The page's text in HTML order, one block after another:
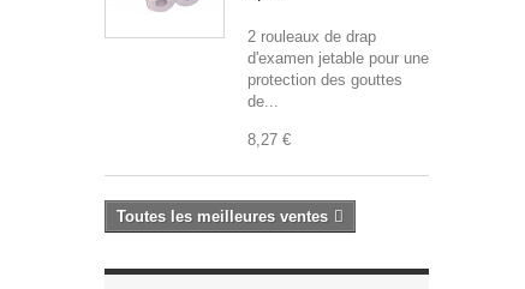
2 rouleaux de drap
d'examen jetable pour une
protection des gouttes
de...
8,27 €
Toutes les meilleures ventes